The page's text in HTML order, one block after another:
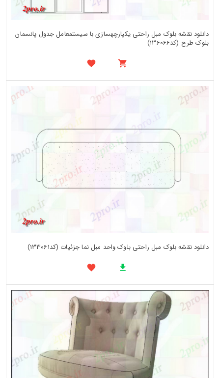
دانلود نقشه بلوک مبل راحتی یکپارچهسازی با سیستمعامل جدول پانسمان
بلوک طرح (کد136066)
دانلود نقشه بلوک مبل راحتی بلوک واحد مبل نما جزئیات (کد133061)